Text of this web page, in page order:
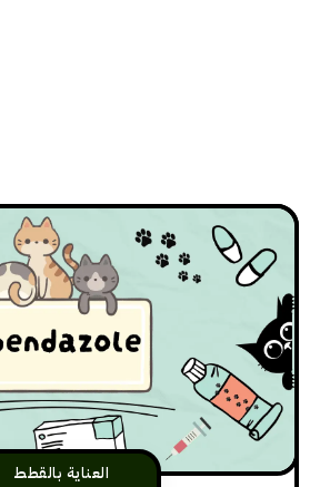
العناية بالقطط